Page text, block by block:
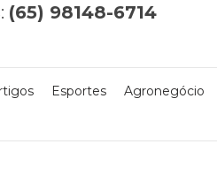
(65) 98148-6714
Esportes Agronegócio